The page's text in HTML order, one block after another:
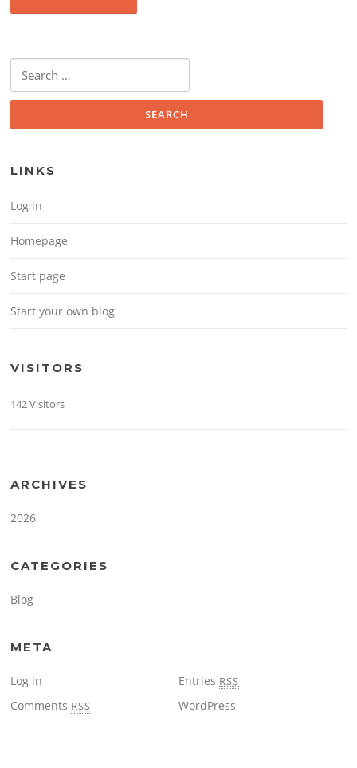
Search for:
LINKS
Log in
Homepage
Start page
Start your own blog
VISITORS
142 Visitors
ARCHIVES
2026
CATEGORIES
Blog
META
Log in Entries RSS
Comments RSS WordPress